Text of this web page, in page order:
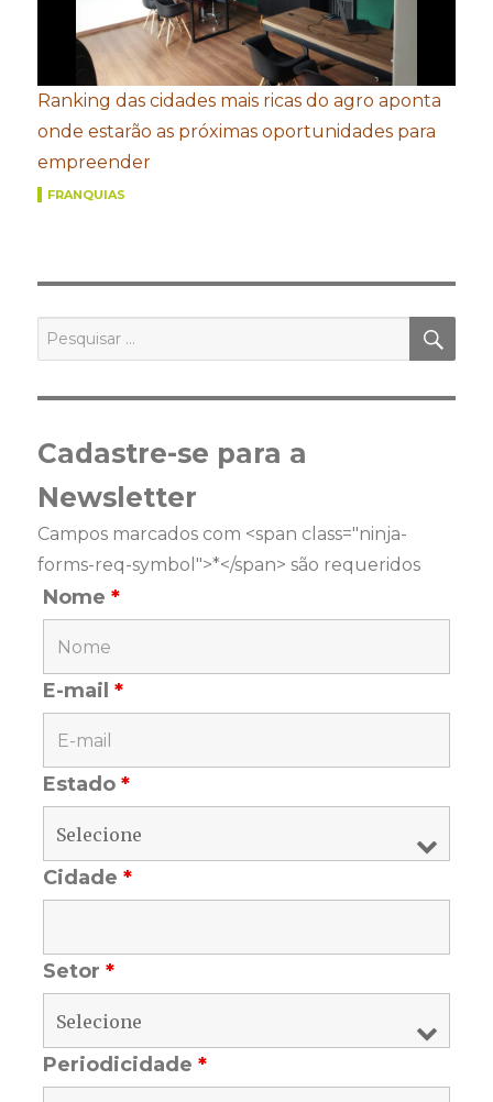
Ranking das cidades mais ricas do agro aponta
onde estarão as próximas oportunidades para
empreender
FRANQUIAS
por:
Cadastre-se para a
Newsletter
Campos marcados com <span class="ninja-
forms-req-symbol">*</span> são requeridos
Nome*
E-mail*
Estado*
Cidade*
Setor*
Periodicidade*